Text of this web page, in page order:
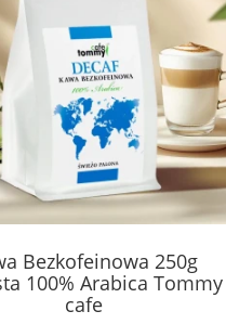
Bezkofeinowa 250g
100% Arabica Tommy
cafe
pszczeli z pyłkiem,
i kitem z Puszczy
natury
229,00 zł